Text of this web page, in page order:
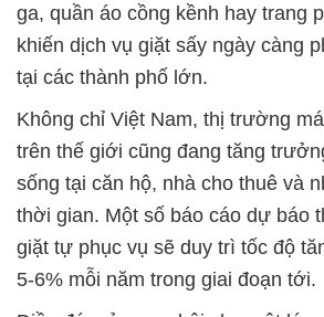
ga, quần áo cồng kềnh hay trang
khiến dịch vụ giặt sấy ngày càng
tại các thành phố lớn.
Không chỉ Việt Nam, thị trường
trên thế giới cũng đang tăng
sống tại căn hộ, nhà cho thuê và
thời gian. Một số báo cáo dự báo
giặt tự phục vụ sẽ duy trì tốc độ
5-6% mỗi năm trong giai đoạn tới.